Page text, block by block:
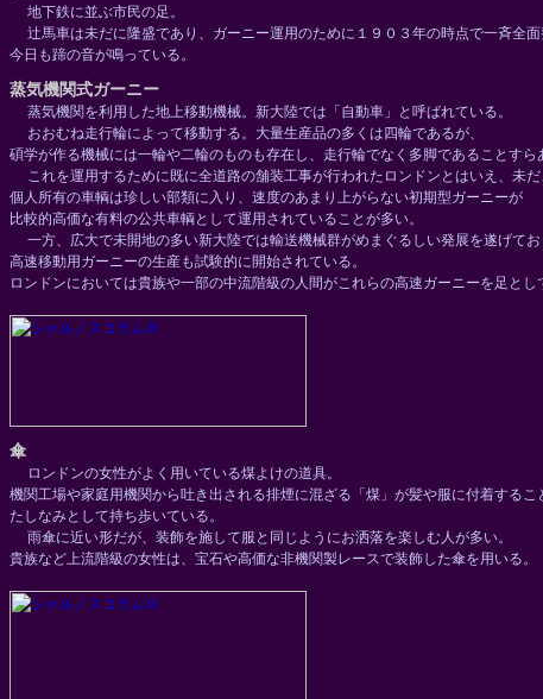
地下鉄に並ぶ市民の足。
辻馬車は未だに隆盛であり、ガーニー運用のために１９０３年の時点で一斉全面
今日も蹄の音が鳴っている。
蒸気機関式ガーニー
蒸気機関を利用した地上移動機械。新大陸では「自動車」と呼ばれている。
おおむね走行輪によって移動する。大量生産品の多くは四輪であるが、
碩学が作る機械には一輪や二輪のものも存在し、走行輪でなく多脚であることすら
これを運用するために既に全道路の舗装工事が行われたロンドンとはいえ、未だ
個人所有の車輌は珍しい部類に入り、速度のあまり上がらない初期型ガーニーが
比較的高価な有料の公共車輌として運用されていることが多い。
一方、広大で未開地の多い新大陸では輸送機械群がめまぐるしい発展を遂げてお
高速移動用ガーニーの生産も試験的に開始されている。
ロンドンにおいては貴族や一部の中流階級の人間がこれらの高速ガーニーを足とし
傘
ロンドンの女性がよく用いている煤よけの道具。
機関工場や家庭用機関から吐き出される排煙に混ざる「煤」が髪や服に付着するこ
たしなみとして持ち歩いている。
雨傘に近い形だが、装飾を施して服と同じようにお洒落を楽しむ人が多い。
貴族など上流階級の女性は、宝石や高価な非機関製レースで装飾した傘を用いる。